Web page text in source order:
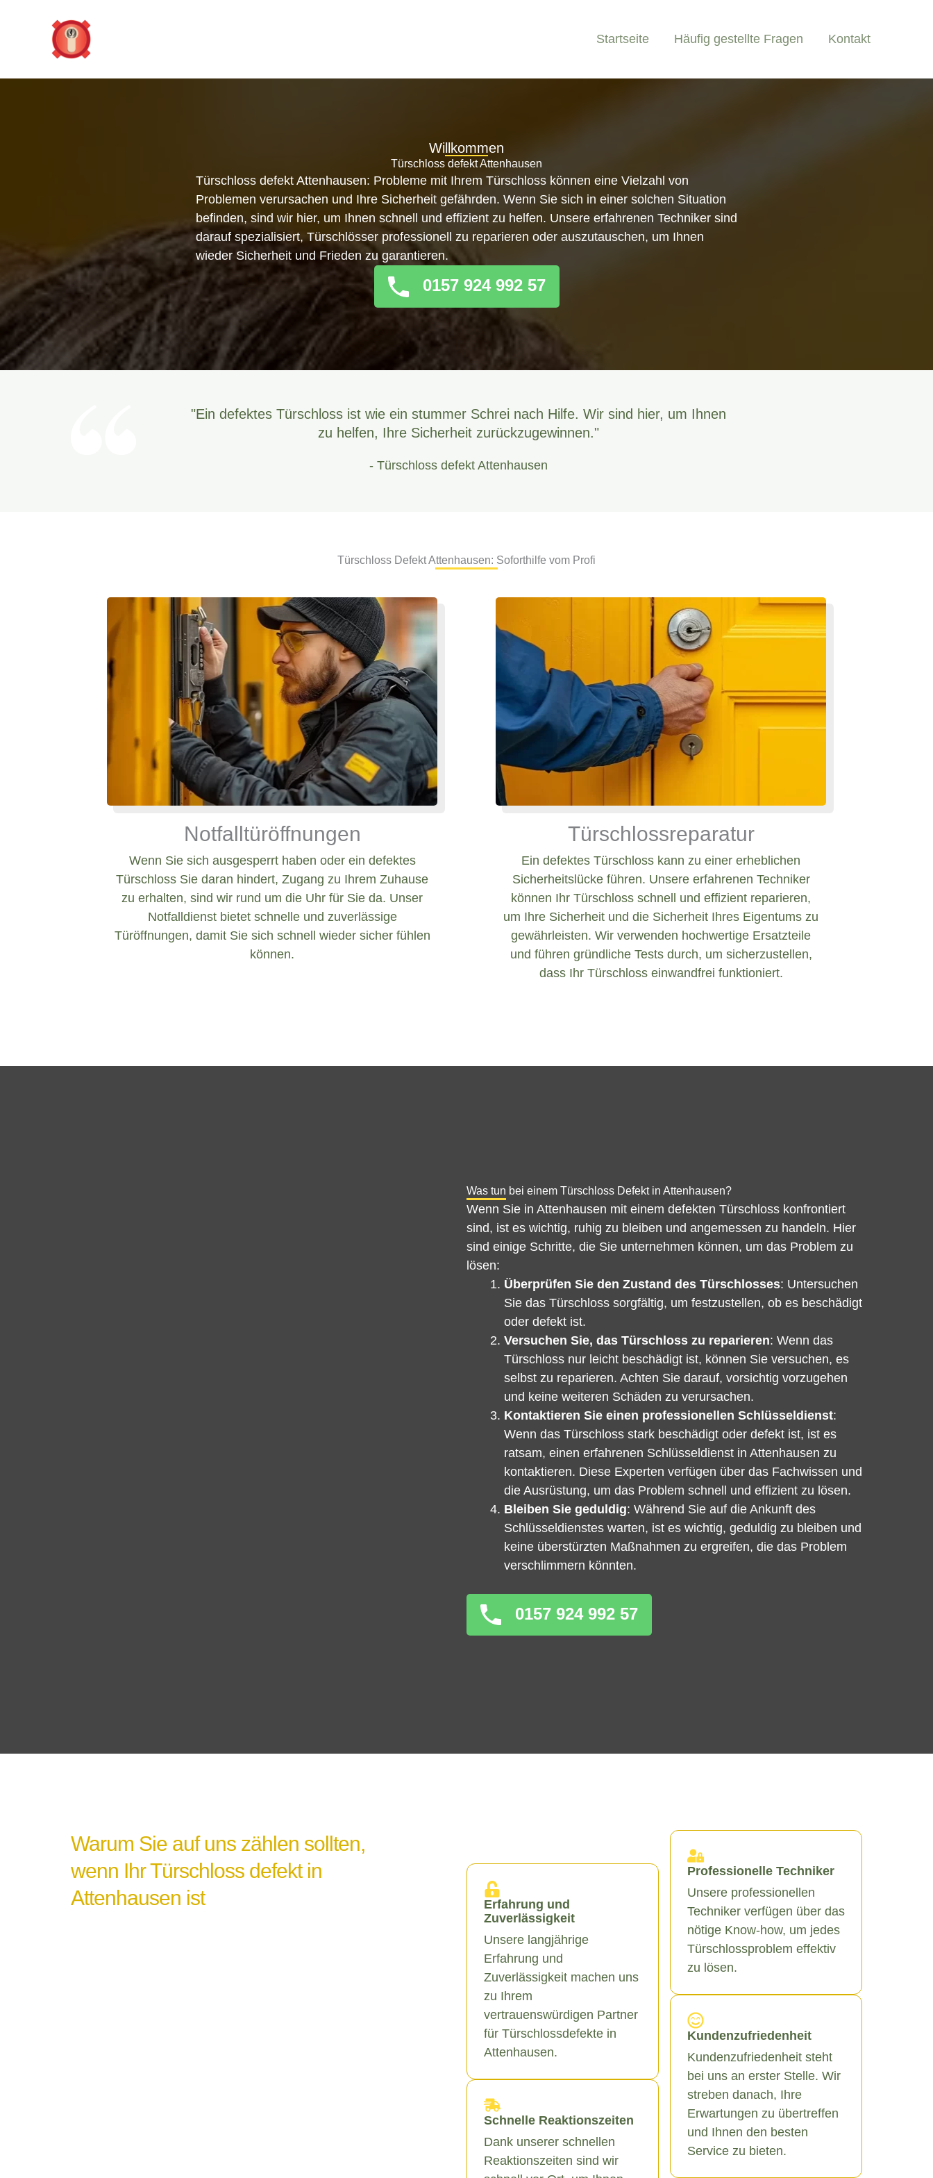
Startseite Häufig gestellte Fragen Kontakt
Willkommen
Türschloss defekt Attenhausen
Türschloss defekt Attenhausen: Probleme mit Ihrem Türschloss können eine Vielzahl von
Problemen verursachen und Ihre Sicherheit gefährden. Wenn Sie sich in einer solchen Situation
befinden, sind wir hier, um Ihnen schnell und effizient zu helfen. Unsere erfahrenen Techniker sind
darauf spezialisiert, Türschlösser professionell zu reparieren oder auszutauschen, um Ihnen
wieder Sicherheit und Frieden zu garantieren.
0157 924 992 57
"Ein defektes Türschloss ist wie ein stummer Schrei nach Hilfe. Wir sind hier, um Ihnen
zu helfen, Ihre Sicherheit zurückzugewinnen."
- Türschloss defekt Attenhausen
Türschloss Defekt Attenhausen: Soforthilfe vom Profi
Notfalltüröffnungen
Wenn Sie sich ausgesperrt haben oder ein defektes
Türschloss Sie daran hindert, Zugang zu Ihrem Zuhause
zu erhalten, sind wir rund um die Uhr für Sie da. Unser
Notfalldienst bietet schnelle und zuverlässige
Türöffnungen, damit Sie sich schnell wieder sicher fühlen
können.
Türschlossreparatur
Ein defektes Türschloss kann zu einer erheblichen
Sicherheitslücke führen. Unsere erfahrenen Techniker
können Ihr Türschloss schnell und effizient reparieren,
um Ihre Sicherheit und die Sicherheit Ihres Eigentums zu
gewährleisten. Wir verwenden hochwertige Ersatzteile
und führen gründliche Tests durch, um sicherzustellen,
dass Ihr Türschloss einwandfrei funktioniert.
Was tun bei einem Türschloss Defekt in Attenhausen?
Wenn Sie in Attenhausen mit einem defekten Türschloss konfrontiert
sind, ist es wichtig, ruhig zu bleiben und angemessen zu handeln. Hier
sind einige Schritte, die Sie unternehmen können, um das Problem zu
lösen:
Überprüfen Sie den Zustand des Türschlosses: Untersuchen
Sie das Türschloss sorgfältig, um festzustellen, ob es beschädigt
oder defekt ist.
Versuchen Sie, das Türschloss zu reparieren: Wenn das
Türschloss nur leicht beschädigt ist, können Sie versuchen, es
selbst zu reparieren. Achten Sie darauf, vorsichtig vorzugehen
und keine weiteren Schäden zu verursachen.
Kontaktieren Sie einen professionellen Schlüsseldienst:
Wenn das Türschloss stark beschädigt oder defekt ist, ist es
ratsam, einen erfahrenen Schlüsseldienst in Attenhausen zu
kontaktieren. Diese Experten verfügen über das Fachwissen und
die Ausrüstung, um das Problem schnell und effizient zu lösen.
Bleiben Sie geduldig: Während Sie auf die Ankunft des
Schlüsseldienstes warten, ist es wichtig, geduldig zu bleiben und
keine überstürzten Maßnahmen zu ergreifen, die das Problem
verschlimmern könnten.
0157 924 992 57
Warum Sie auf uns zählen sollten,
wenn Ihr Türschloss defekt in
Attenhausen ist
Erfahrung und
Zuverlässigkeit
Unsere langjährige
Erfahrung und
Zuverlässigkeit machen uns
zu Ihrem
vertrauenswürdigen Partner
für Türschlossdefekte in
Attenhausen.
Schnelle Reaktionszeiten
Dank unserer schnellen
Reaktionszeiten sind wir
Professionelle Techniker
Unsere professionellen
Techniker verfügen über das
nötige Know-how, um jedes
Türschlossproblem effektiv
zu lösen.
Kundenzufriedenheit
Kundenzufriedenheit steht
bei uns an erster Stelle. Wir
streben danach, Ihre
Erwartungen zu übertreffen
und Ihnen den besten
Service zu bieten.